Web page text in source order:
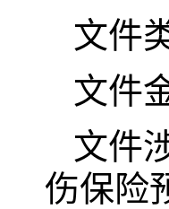
文件
文件
文件
伤保险